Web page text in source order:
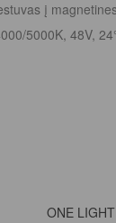
Į KREPŠELĮ
ONE LIGHT